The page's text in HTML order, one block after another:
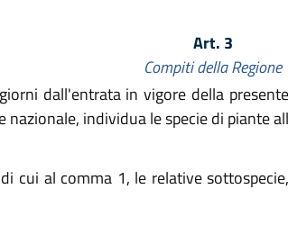
Art. 3
Compiti della Regione
dall'entrata in vigore della
individua le specie di piante
cui al comma 1, le relative